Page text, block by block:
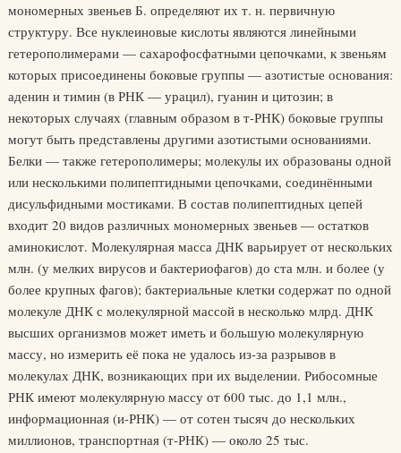
мономерных звеньев Б. определяют их т. н. первичную
структуру. Все нуклеиновые кислоты являются линейными
гетерополимерами — сахарофосфатными цепочками, к звеньям
которых присоединены боковые группы — азотистые основания:
аденин и тимин (в РНК — урацил), гуанин и цитозин; в
некоторых случаях (главным образом в т-РНК) боковые группы
могут быть представлены другими азотистыми основаниями.
Белки — также гетерополимеры; молекулы их образованы одной
или несколькими полипептидными цепочками, соединёнными
дисульфидными мостиками. В состав полипептидных цепей
входит 20 видов различных мономерных звеньев — остатков
аминокислот. Молекулярная масса ДНК варьирует от нескольких
млн. (у мелких вирусов и бактериофагов) до ста млн. и более (у
более крупных фагов); бактериальные клетки содержат по одной
молекуле ДНК с молекулярной массой в несколько млрд. ДНК
высших организмов может иметь и большую молекулярную
массу, но измерить её пока не удалось из-за разрывов в
молекулах ДНК, возникающих при их выделении. Рибосомные
РНК имеют молекулярную массу от 600 тыс. до 1,1 млн.,
информационная (и-РНК) — от сотен тысяч до нескольких
миллионов, транспортная (т-РНК) — около 25 тыс.